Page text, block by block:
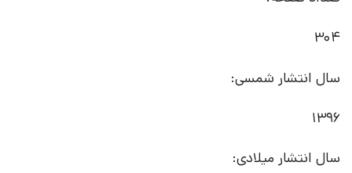
304
سال انتشار شمسی:
1396
سال انتشار میلادی: